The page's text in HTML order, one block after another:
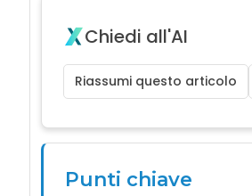
Chiedi all'AI
Riassumi questo articolo
Punti chiave